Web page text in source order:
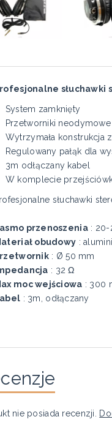
słuchawki
System zamknięty
Przetworniki
Wytrzymała konstrukcja
Regulowany pałąk dla
3m odłączany kabel
W komplecie
słuchawki
przenoszenia: 20-
obudowy :
: Ø 50 mm
: 32 Ω
moc wejściowa : 300
: 3m, odłączany
nie posiada recenzji.